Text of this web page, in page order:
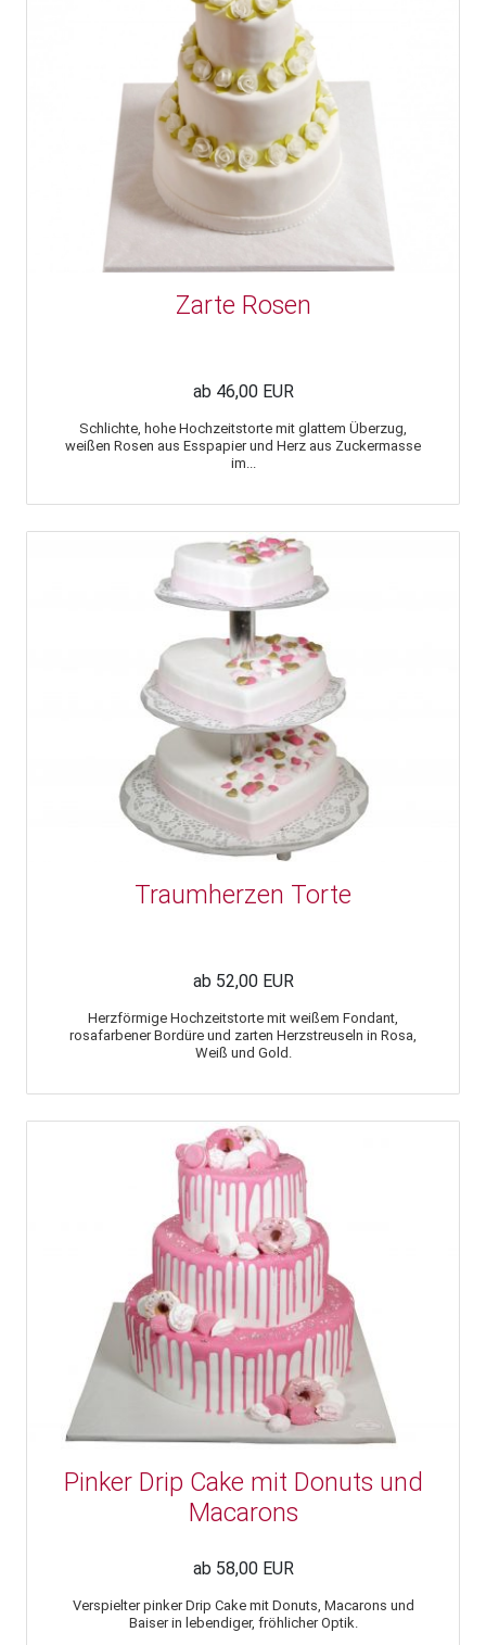
Zarte Rosen
ab 46,00 EUR
Schlichte, hohe Hochzeitstorte mit glattem Überzug,
weißen Rosen aus Esspapier und Herz aus Zuckermasse
im...
Traumherzen Torte
ab 52,00 EUR
Herzförmige Hochzeitstorte mit weißem Fondant,
rosafarbener Bordüre und zarten Herzstreuseln in Rosa,
Weiß und Gold.
Pinker Drip Cake mit Donuts und
Macarons
ab 58,00 EUR
Verspielter pinker Drip Cake mit Donuts, Macarons und
Baiser in lebendiger, fröhlicher Optik.